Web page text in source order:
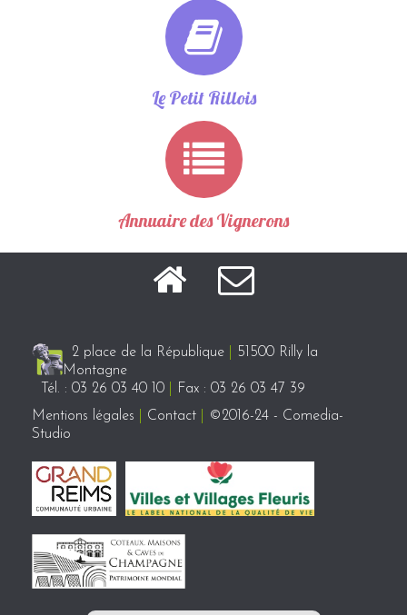
Le Petit Rillois
Annuaire des Vignerons
2 place de la République
51500 Rilly la
Montagne
Tél. : 03 26 03 40 10
Fax : 03 26 03 47 39
Mentions légales
Contact
©2016-24 - Comedia-
Studio